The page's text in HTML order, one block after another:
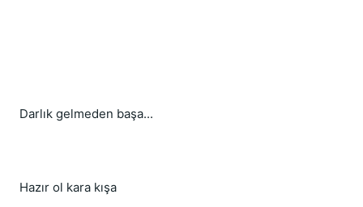
Darlık gelmeden başa...
Hazır ol kara kışa